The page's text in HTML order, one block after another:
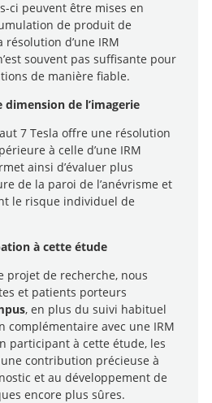
ci peuvent être mises en
de produit de
d’une IRM
souvent pas suffisante pour
de manière fiable.
dimension de l’imagerie
7 Tesla offre une résolution
à celle d’une IRM
ainsi d’évaluer plus
de la paroi de l’anévrisme et
le risque individuel de
à cette étude
projet de recherche, nous
et patients porteurs
, en plus du suivi habituel
complémentaire avec une IRM
participant à cette étude, les
contribution précieuse à
et au développement de
encore plus sûres.